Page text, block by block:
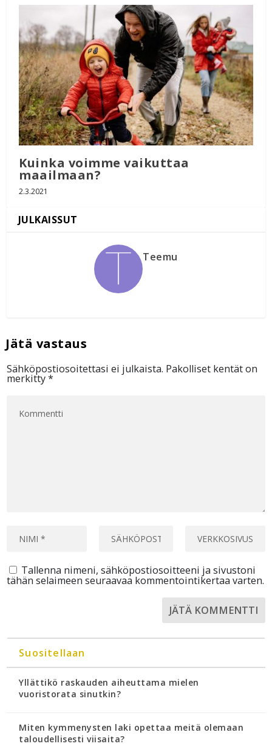
Kuinka voimme vaikuttaa
maailmaan?
2.3.2021
Teemu
Sähköpostiosoitettasi ei julkaista. Pakolliset kentät on
merkitty*
Tallenna nimeni, sähköpostiosoitteeni ja sivustoni
tähän selaimeen seuraavaa kommentointikertaa varten.
Suositellaan
Yllättikö raskauden aiheuttama mielen
vuoristorata sinutkin?
Miten kymmenysten laki opettaa meitä olemaan
taloudellisesti viisaita?